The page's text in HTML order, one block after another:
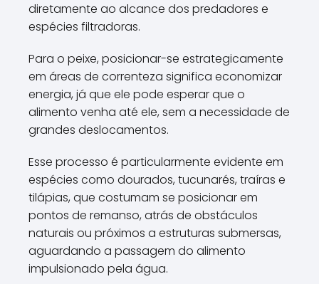
diretamente ao alcance dos predadores e
espécies filtradoras.
Para o peixe, posicionar-se estrategicamente
em áreas de correnteza significa economizar
energia, já que ele pode esperar que o
alimento venha até ele, sem a necessidade de
grandes deslocamentos.
Esse processo é particularmente evidente em
espécies como dourados, tucunarés, traíras e
tilápias, que costumam se posicionar em
pontos de remanso, atrás de obstáculos
naturais ou próximos a estruturas submersas,
aguardando a passagem do alimento
impulsionado pela água.